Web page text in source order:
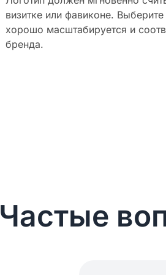
визитке или фавиконе.
хорошо масштабируется и
бренда.
Частые